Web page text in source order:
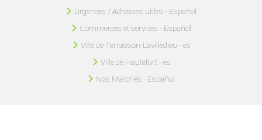
Urgences / Adresses utiles - Español
Commerces et services - Español
Ville de Terrasson-Lavilledieu - es
Ville de Hautefort - es
Nos Marchés - Español